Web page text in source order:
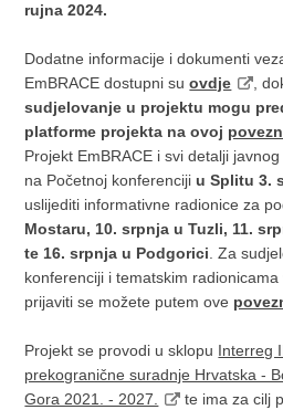
rujna 2024.
Dodatne informacije i dokumenti
EmBRACE dostupni suovdje ,
sudjelovanje u projektu mogu
platforme projekta na ovoj
Projekt EmBRACE i svi detalji
na Početnoj konferencijiu Splitu 3.
uslijediti informativne radionice za
Mostaru, 10. srpnja u Tuzli, 11.
te 16. srpnja u Podgorici. Za
konferenciji i tematskim
prijaviti se možete putem ove
Projekt se provodi u sklopu Interreg
prekogranične suradnje Hrvatska -
Gora 2021. - 2027.
te ima za cilj